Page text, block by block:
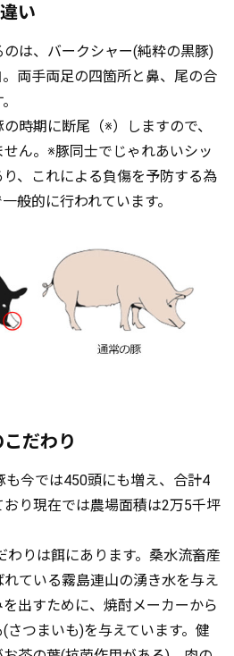
い
は、バークシャー(純粋の黒豚)
両手両足の四箇所と鼻、尾の合
時期に断尾（※）しますので、
ん。※豚同士でじゃれあいシッ
、これによる負傷を予防する為
般的に行われています。
だわり
も今では450頭にも増え、合計4
り現在では農場面積は2万5千坪
わりは餌にあります。桑水流畜産
ている霧島連山の湧き水を与え
出すために、焼酎メーカーから
さつまいも)を与えています。健